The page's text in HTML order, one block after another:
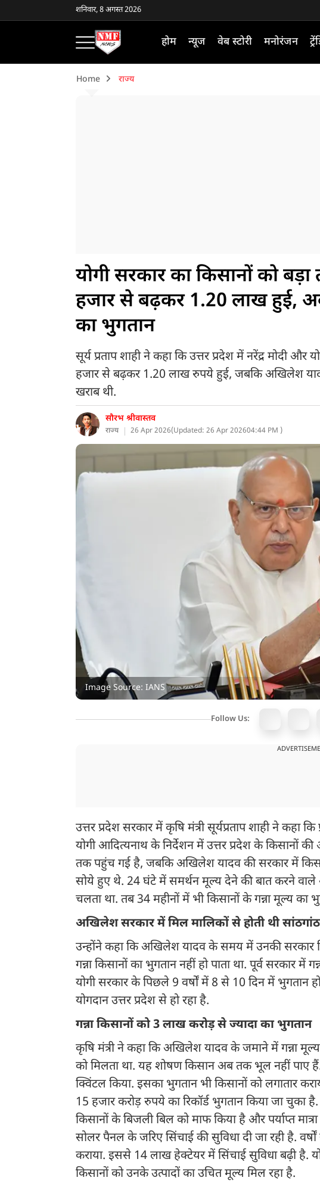
शनिवार, 8 अगस्त 2026
होम न्यूज वेब स्टोरी मनोरंजन
Home राज्य
योगी सरकार का किसानों को
हजार से बढ़कर 1.20 लाख हुई,
का भुगतान
सूर्य प्रताप शाही ने कहा कि उत्तर प्रदेश में नरेंद्र मोदी
हजार से बढ़कर 1.20 लाख रुपये हुई, जबकि अखिलेश
खराब थी.
सौरभ श्रीवास्तव
राज्य 26 Apr 2026(Updated: 26 Apr 202604:44 PM )
Image Source: IANS
Follow Us:
उत्तर प्रदेश सरकार में कृषि मंत्री सूर्यप्रताप शाही ने कहा कि
योगी आदित्यनाथ के निर्देशन में उत्तर प्रदेश के
तक पहुंच गई है, जबकि अखिलेश यादव की सरकार में
सोये हुए थे. 24 घंटे में समर्थन मूल्य देने की बात करने
चलता था. तब 34 महीनों में भी किसानों के गन्ना मूल्य का
अखिलेश सरकार में मिल मालिकों से होती थी सांठगांठ
उन्होंने कहा कि अखिलेश यादव के समय में उनकी सरकार
गन्ना किसानों का भुगतान नहीं हो पाता था. पूर्व सरकार में
योगी सरकार के पिछले 9 वर्षों में 8 से 10 दिन में भुगतान
योगदान उत्तर प्रदेश से हो रहा है.
गन्ना किसानों को 3 लाख करोड़ से ज्यादा का भुगतान
कृषि मंत्री ने कहा कि अखिलेश यादव के जमाने में गन्ना
को मिलता था. यह शोषण किसान अब तक भूल नहीं पाए
क्विंटल किया. इसका भुगतान भी किसानों को लगातार
15 हजार करोड़ रुपये का रिकॉर्ड भुगतान किया जा चुका
किसानों के बिजली बिल को माफ किया है और पर्याप्त
सोलर पैनल के जरिए सिंचाई की सुविधा दी जा रही है.
कराया. इससे 14 लाख हेक्टेयर में सिंचाई सुविधा बढ़ी है.
किसानों को उनके उत्पादों का उचित मूल्य मिल रहा है.